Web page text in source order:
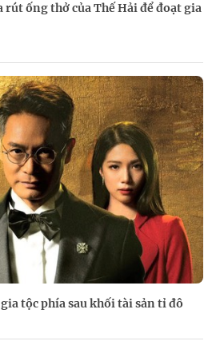
rút ống thở của Thế Hải để đoạt gia
tộc phía sau khối tài sản tỉ đô